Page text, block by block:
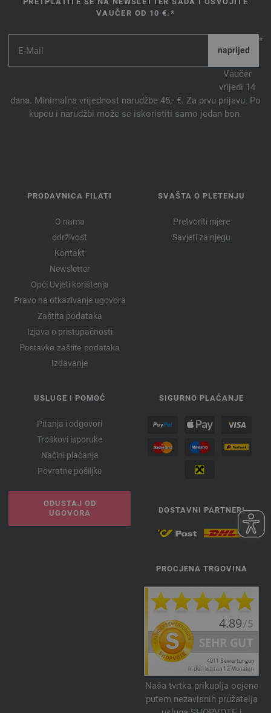
VAUČER OD 10 €.*
*
Vaučer
vrijedi 14
dana. Minimalna vrijednost narudžbe 45,- €. Za prvu prijavu. Po
kupcu i narudžbi može se iskoristiti samo jedan bon.
PRODAVNICA FILATI
O nama
održivost
Kontakt
Newsletter
Opći Uvjeti korištenja
Pravo na otkazivanje ugovora
Zaštita podataka
Izjava o pristupačnosti
Postavke zaštite podataka
Izdavanje
SVAŠTA O PLETENJU
Pretvoriti mjere
Savjeti za njegu
USLUGE I POMOĆ
Pitanja i odgovori
Troškovi isporuke
Načini plaćanja
Povratne pošiljke
ODUSTAJ OD
UGOVORA
SIGURNO PLAĆANJE
DOSTAVNI PARTNERI
PROCJENA TRGOVINA
Naša tvrtka prikuplja ocjene
putem nezavisnih pružatelja